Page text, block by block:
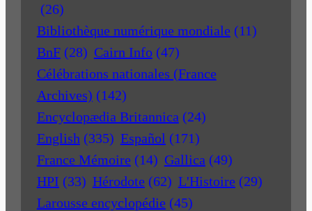
(26)
Bibliothèque numérique mondiale (11)
BnF (28) Cairn Info (47)
Célébrations nationales (France
Archives) (142)
Encyclopædia Britannica (24)
English (335) Español (171)
France Mémoire (14) Gallica (49)
HPI (33) Hérodote (62) L'Histoire (29)
Larousse encyclopédie (45)